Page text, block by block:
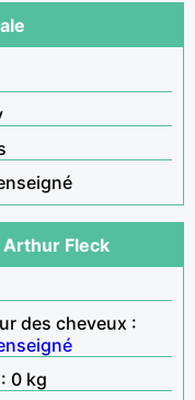
Fleck
des cheveux :
0 kg